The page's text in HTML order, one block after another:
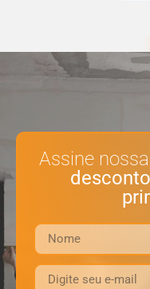
Assine nossa